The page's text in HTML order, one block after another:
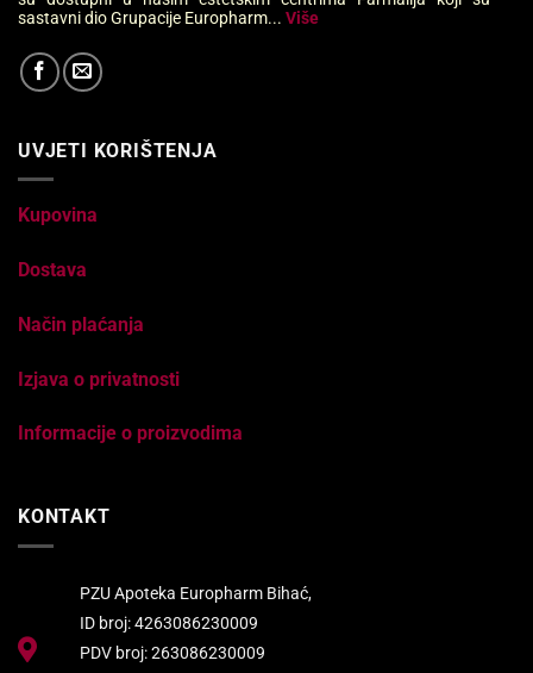
sastavni dio Grupacije Europharm... Više
UVJETI KORIŠTENJA
Kupovina
Dostava
Način plaćanja
Izjava o privatnosti
Informacije o proizvodima
KONTAKT
PZU Apoteka Europharm Bihać,
ID broj: 4263086230009
PDV broj: 263086230009